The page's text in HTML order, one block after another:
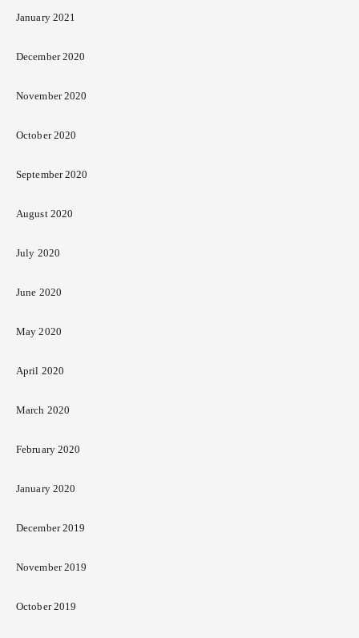
January 2021
December 2020
November 2020
October 2020
September 2020
August 2020
July 2020
June 2020
May 2020
April 2020
March 2020
February 2020
January 2020
December 2019
November 2019
October 2019